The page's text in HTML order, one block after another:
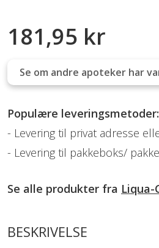
181,95 kr
Se om andre apoteker har
Populære leveringsmetoder:
Levering til privat adresse
Levering til pakkeboks/
Se alle produkter fra Liqua-
BESKRIVELSE